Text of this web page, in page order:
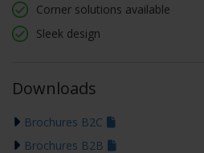
Corner solutions available
Sleek design
Downloads
Brochures B2C
Brochures B2B